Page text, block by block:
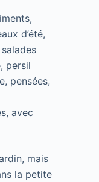
d’été,
persil
pensées,
avec
mais
la petite